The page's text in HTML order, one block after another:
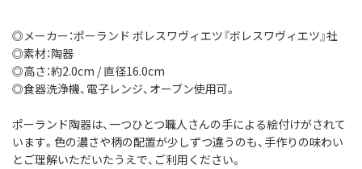
◎メーカー：ポーランド ボレスワヴィエツ『ボレスワヴィエツ』社
◎素材：陶器
◎高さ：約2.0cm / 直径16.0cm
◎食器洗浄機、電子レンジ、オーブン使用可。
ポーランド陶器は、一つひとつ職人さんの手による絵付けがされて
います。色の濃さや柄の配置が少しずつ違うのも、手作りの味わい
とご理解いただいたうえで、ご利用ください。